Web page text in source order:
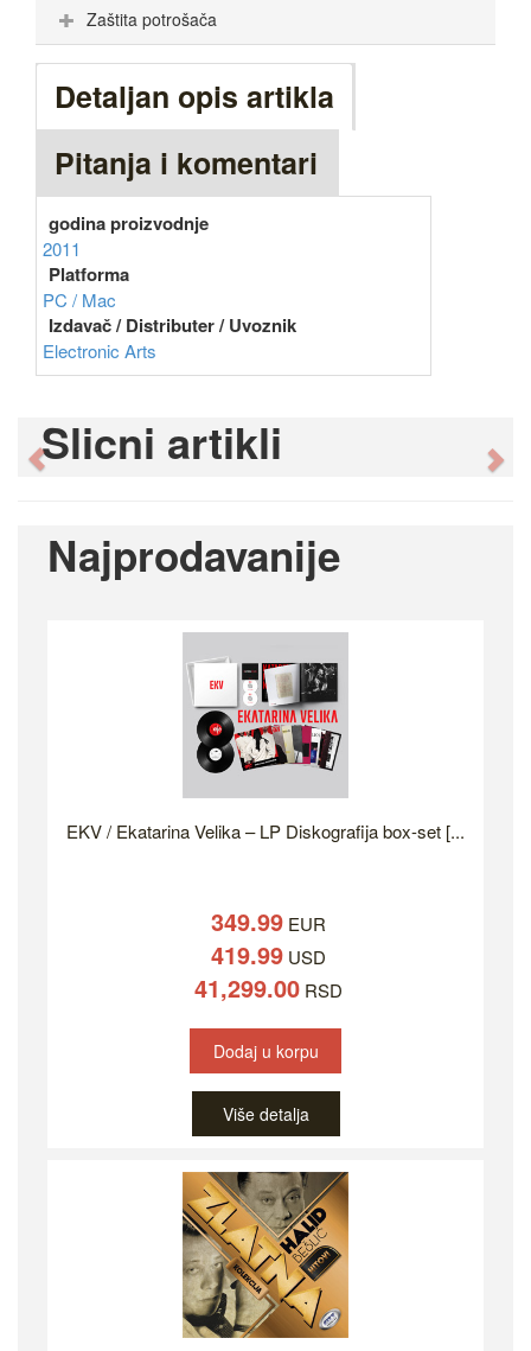
Zaštita potrošača
Detaljan opis artikla
Pitanja i komentari
godina proizvodnje
2011
Platforma
PC / Mac
Izdavač / Distributer / Uvoznik
Electronic Arts
Slicni artikli
Previous
Najprodavanije
EKV / Ekatarina Velika – LP Diskografija box-set [...
349.99 EUR
419.99 USD
41,299.00 RSD
Dodaj u korpu
Više detalja